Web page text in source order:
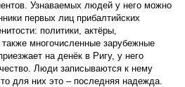
Узнаваемых людей у него можно
первых лиц прибалтийских
политики, актёры,
многочисленные зарубежные
на денёк в Ригу, у него
Люди записываются к нему
для них это – последняя надежда.